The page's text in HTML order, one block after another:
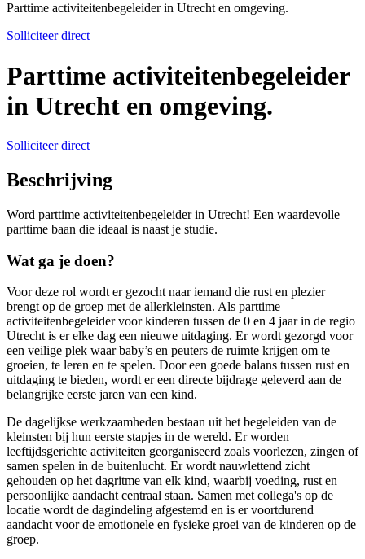
Parttime activiteitenbegeleider in Utrecht en omgeving.
Solliciteer direct
Parttime activiteitenbegeleider
in Utrecht en omgeving.
Solliciteer direct
Beschrijving
Word parttime activiteitenbegeleider in Utrecht! Een waardevolle
parttime baan die ideaal is naast je studie.
Wat ga je doen?
Voor deze rol wordt er gezocht naar iemand die rust en plezier
brengt op de groep met de allerkleinsten. Als parttime
activiteitenbegeleider voor kinderen tussen de 0 en 4 jaar in de regio
Utrecht is er elke dag een nieuwe uitdaging. Er wordt gezorgd voor
een veilige plek waar baby’s en peuters de ruimte krijgen om te
groeien, te leren en te spelen. Door een goede balans tussen rust en
uitdaging te bieden, wordt er een directe bijdrage geleverd aan de
belangrijke eerste jaren van een kind.
De dagelijkse werkzaamheden bestaan uit het begeleiden van de
kleinsten bij hun eerste stapjes in de wereld. Er worden
leeftijdsgerichte activiteiten georganiseerd zoals voorlezen, zingen of
samen spelen in de buitenlucht. Er wordt nauwlettend zicht
gehouden op het dagritme van elk kind, waarbij voeding, rust en
persoonlijke aandacht centraal staan. Samen met collega's op de
locatie wordt de dagindeling afgestemd en is er voortdurend
aandacht voor de emotionele en fysieke groei van de kinderen op de
groep.